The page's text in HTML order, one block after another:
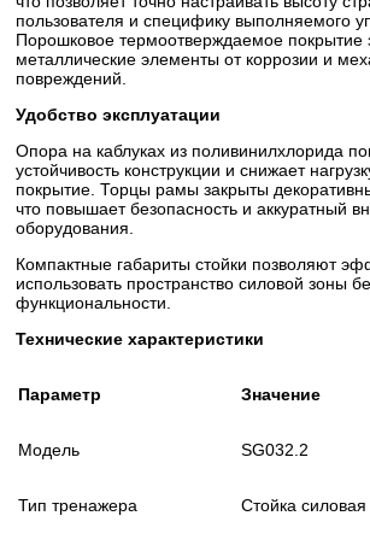
пользователя и специфику выполняемого
Порошковое термоотверждаемое
металлические элементы от коррозии и
повреждений.
Удобство эксплуатации
Опора на каблуках из поливинилхлорида
устойчивость конструкции и снижает
покрытие. Торцы рамы закрыты
что повышает безопасность и аккуратный
оборудования.
Компактные габариты стойки позволяют
использовать пространство силовой зоны
функциональности.
Технические характеристики
Параметр Значение
Модель SG032.2
Тип тренажера Стойка силовая